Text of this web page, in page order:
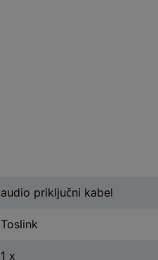
audio priključni kabel
Toslink
1 x